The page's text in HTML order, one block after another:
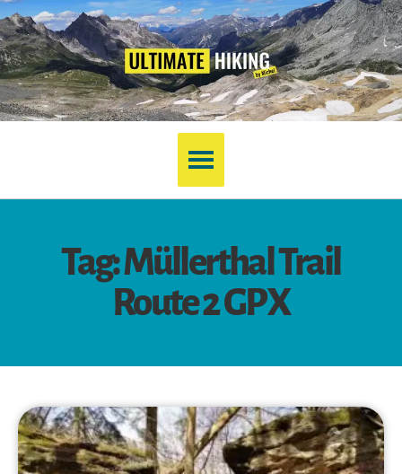
Tag: Müllerthal Trail
Route 2 GPX